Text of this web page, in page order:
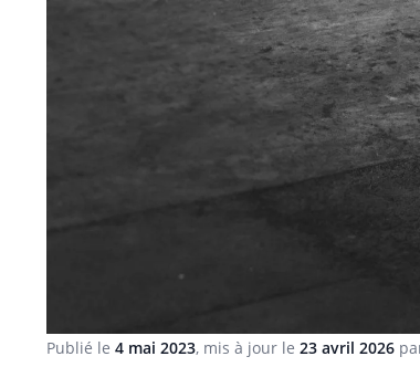
Publié le 4 mai 2023, mis à jour le 23 avril 2026